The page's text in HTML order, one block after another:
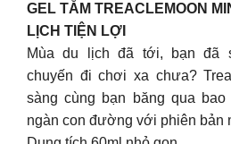
GEL TẮM TREACLEMOON
LỊCH TIỆN LỢI
Mùa du lịch đã tới, bạn đã
chuyến đi chơi xa chưa?
sàng cùng bạn băng qua
ngàn con đường với phiên bản